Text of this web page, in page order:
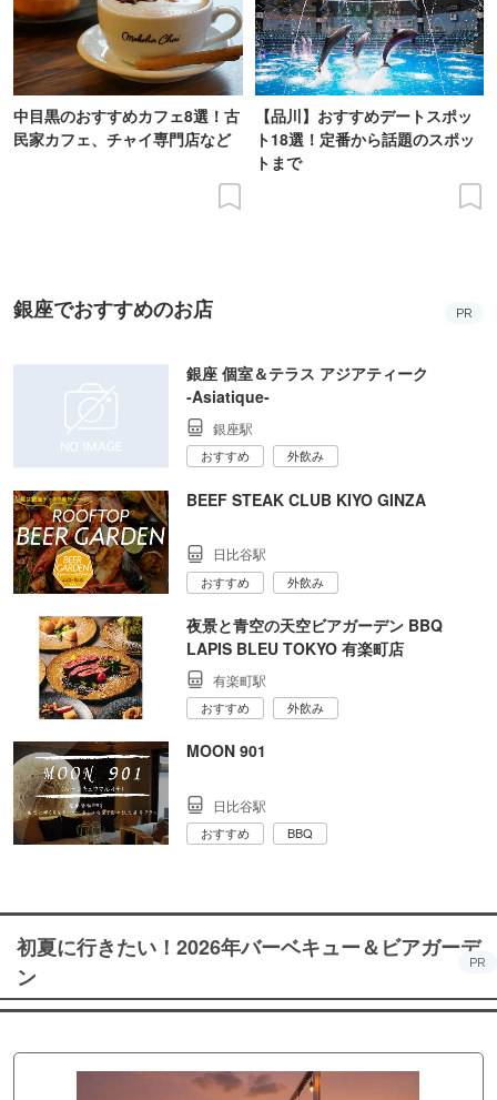
中目黒のおすすめカフェ8選！古
民家カフェ、チャイ専門店など
【品川】おすすめデートスポッ
ト18選！定番から話題のスポッ
トまで
銀座でおすすめのお店 PR
銀座 個室＆テラス アジアティーク
‐Asiatique‐
銀座駅
おすすめ 外飲み
BEEF STEAK CLUB KIYO GINZA
日比谷駅
おすすめ 外飲み
夜景と青空の天空ビアガーデン BBQ
LAPIS BLEU TOKYO 有楽町店
有楽町駅
おすすめ 外飲み
MOON 901
日比谷駅
おすすめ BBQ
初夏に行きたい！2026年バーベキュー＆ビアガーデ
ン
PR